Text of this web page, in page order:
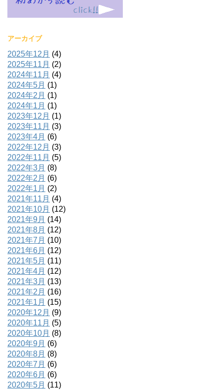
アーカイブ
2025年12月 (4)
2025年11月 (2)
2024年11月 (4)
2024年5月 (1)
2024年2月 (1)
2024年1月 (1)
2023年12月 (1)
2023年11月 (3)
2023年4月 (6)
2022年12月 (3)
2022年11月 (5)
2022年3月 (8)
2022年2月 (6)
2022年1月 (2)
2021年11月 (4)
2021年10月 (12)
2021年9月 (14)
2021年8月 (12)
2021年7月 (10)
2021年6月 (12)
2021年5月 (11)
2021年4月 (12)
2021年3月 (13)
2021年2月 (16)
2021年1月 (15)
2020年12月 (9)
2020年11月 (5)
2020年10月 (8)
2020年9月 (6)
2020年8月 (8)
2020年7月 (6)
2020年6月 (6)
2020年5月 (11)